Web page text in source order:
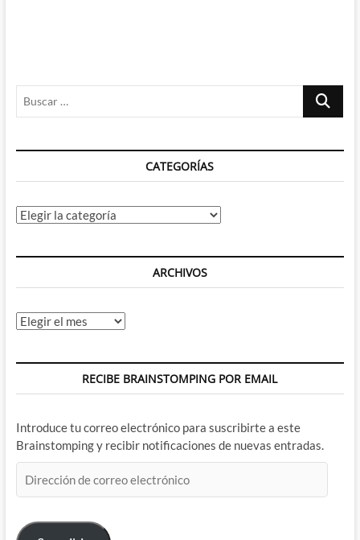
Buscar
CATEGORÍAS
Categorías
ARCHIVOS
Archivos
RECIBE BRAINSTOMPING POR EMAIL
Introduce tu correo electrónico para suscribirte a este
Brainstomping y recibir notificaciones de nuevas entradas.
de
electrónico